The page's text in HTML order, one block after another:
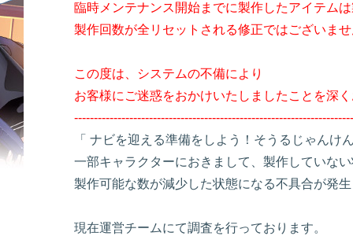
臨時メンテナンス開始までに製作したアイテム
製作回数が全リセットされる修正ではございま
この度は、システムの不備により
お客様にご迷惑をおかけいたしましたことを深
「 ナビを迎える準備をしよう！そうるじゃん
一部キャラクターにおきまして、製作していな
製作可能な数が減少した状態になる不具合が発
現在運営チームにて調査を行っております。